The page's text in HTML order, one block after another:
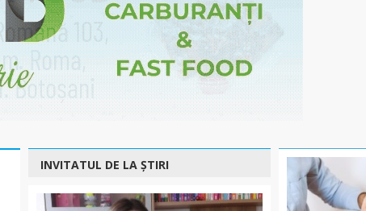
INVITATUL DE LA ȘTIRI